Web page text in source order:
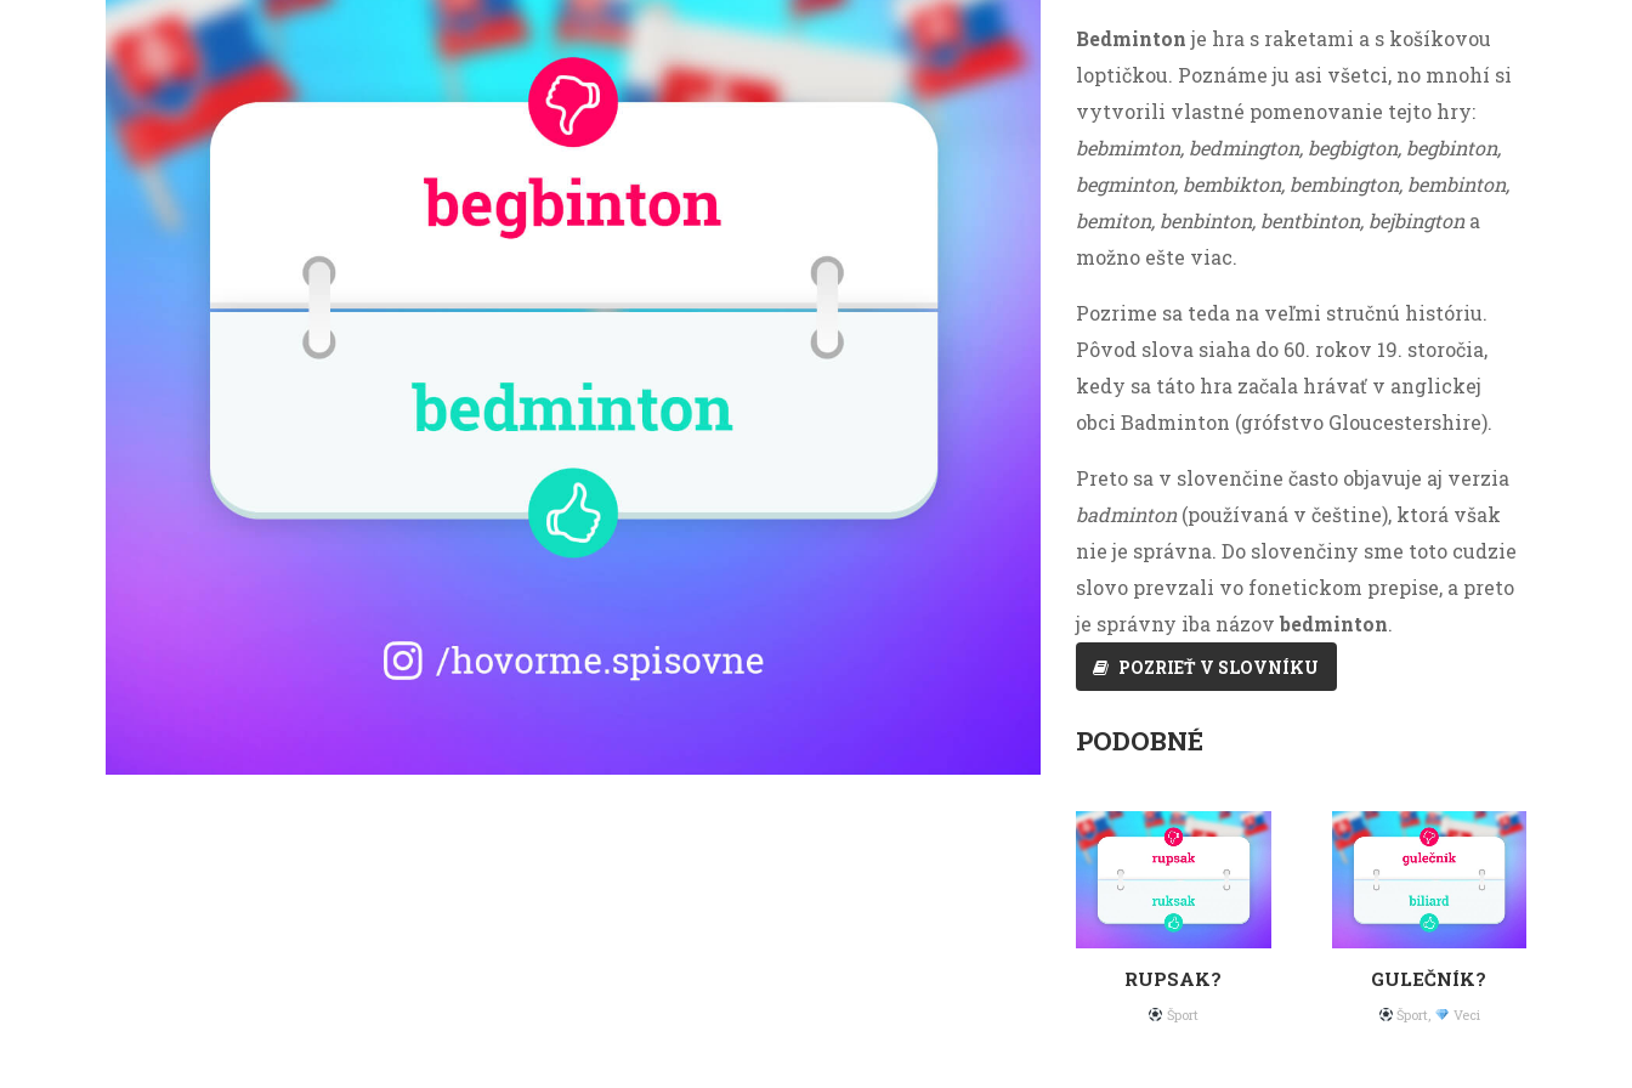
Bedmintonje hra s raketami a s košíkovou
loptičkou. Poznáme ju asi všetci, no mnohí si
vytvorili vlastné pomenovanie tejto hry:
bebmimton, bedmington, begbigton, begbinton,
begminton, bembikton, bembington, bembinton,
bemiton, benbinton, bentbinton, bejbingtona
možno ešte viac.
Pozrime sa teda na veľmi stručnú históriu.
Pôvod slova siaha do 60. rokov 19. storočia,
kedy sa táto hra začala hrávať v anglickej
obci Badminton (grófstvo Gloucestershire).
Preto sa v slovenčine často objavuje aj verzia
badminton(používaná v češtine), ktorá však
nie je správna. Do slovenčiny sme toto cudzie
slovo prevzali vo fonetickom prepise, a preto
je správny iba názovbedminton.
POZRIEŤ V SLOVNÍKU
PODOBNÉ
RUPSAK?
Šport
GULEČNÍK?
Šport Veci